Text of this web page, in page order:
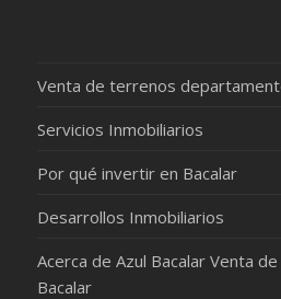
Venta de terrenos
Servicios Inmobiliarios
Por qué invertir en Bacalar
Desarrollos Inmobiliarios
Acerca de Azul Bacalar Venta
Bacalar